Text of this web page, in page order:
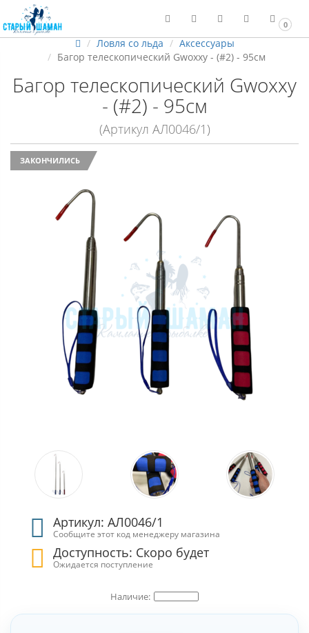
0
Ловля со льда
Аксессуары
Багор телескопический Gwoxxy - (#2) - 95см
Багор телескопический Gwoxxy
- (#2) - 95см
(Артикул АЛ0046/1)
ЗАКОНЧИЛИСЬ
Артикул: АЛ0046/1
Сообщите этот код менеджеру магазина
Доступность: Скоро будет
Ожидается поступление